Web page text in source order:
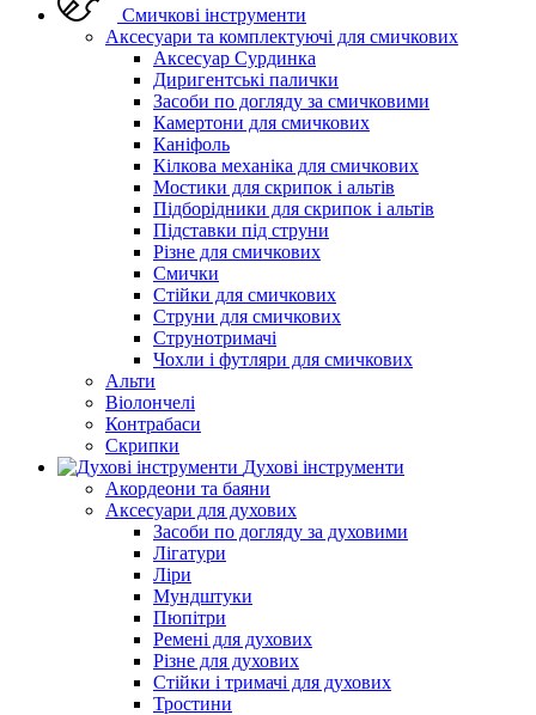
Смичкові інструменти
Аксесуари та комплектуючі для смичкових
Аксесуар Сурдинка
Диригентські палички
Засоби по догляду за смичковими
Камертони для смичкових
Каніфоль
Кілкова механіка для смичкових
Мостики для скрипок і альтів
Підборiдники для скрипок і альтів
Підставки під струни
Різне для смичкових
Смички
Стійки для смичкових
Струни для смичкових
Струнотримачі
Чохли і футляри для смичкових
Альти
Віолончелі
Контрабаси
Скрипки
Духові інструменти
Акордеони та баяни
Аксесуари для духових
Засоби по догляду за духовими
Лігатури
Ліри
Мундштуки
Пюпітри
Ремені для духових
Різне для духових
Стійки і тримачі для духових
Тростини